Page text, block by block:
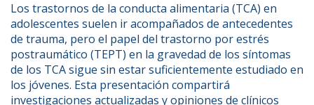
Los trastornos de la conducta alimentaria (TCA) en
adolescentes suelen ir acompañados de antecedentes
de trauma, pero el papel del trastorno por estrés
postraumático (TEPT) en la gravedad de los síntomas
de los TCA sigue sin estar suficientemente estudiado en
los jóvenes. Esta presentación compartirá
investigaciones actualizadas y opiniones de clínicos